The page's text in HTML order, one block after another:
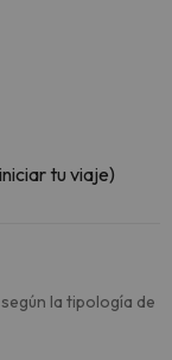
tu viaje)
la tipología de